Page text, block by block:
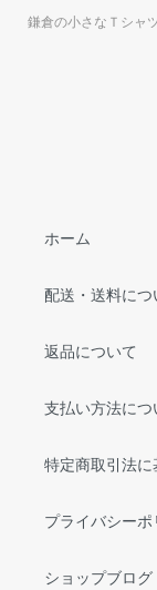
鎌倉の小さなＴシャ
ホーム
配送・送料につ
返品について
支払い方法につ
特定商取引法
プライバシーポ
ショップブログ